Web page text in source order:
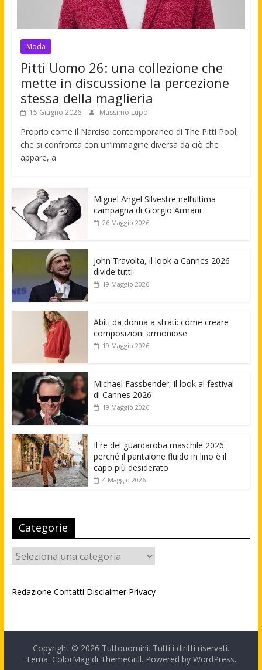
Moda
Pitti Uomo 26: una collezione che
mette in discussione la percezione
stessa della maglieria
15 Giugno 2026 Massimo Lupo
Proprio come il Narciso contemporaneo di The Pitti Pool,
che si confronta con un’immagine diversa da ciò che
appare, a
Miguel Angel Silvestre nell’ultima
campagna di Giorgio Armani
26 Maggio 2026
John Travolta, il look a Cannes 2026
divide tutti
19 Maggio 2026
Abiti da donna a strati: come creare
composizioni armoniose
19 Maggio 2026
Michael Fassbender, il look al festival
di Cannes 2026
19 Maggio 2026
Il re del guardaroba maschile 2026:
perché il pantalone fluido in lino è il
capo più desiderato
4 Maggio 2026
Categorie
Categorie
Redazione Contatti Disclaimer Privacy
Copyright © 2026 Tuttouomini. Tutti i diritti riservati.
Tema: ColorMag di ThemeGrill. Powered by WordPress.